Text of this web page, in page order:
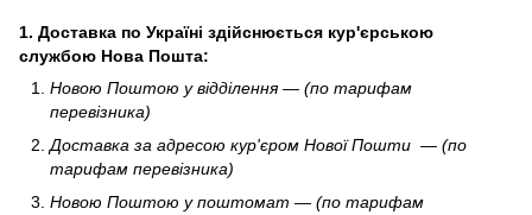
1. Доставка по Україні здійснюється кур'єрською
службою Нова Пошта:
Новою Поштою у відділення — (по тарифам
перевізника)
Доставка за адресою кур'єром Нової Пошти — (по
тарифам перевізника)
Новою Поштою у поштомат — (по тарифам